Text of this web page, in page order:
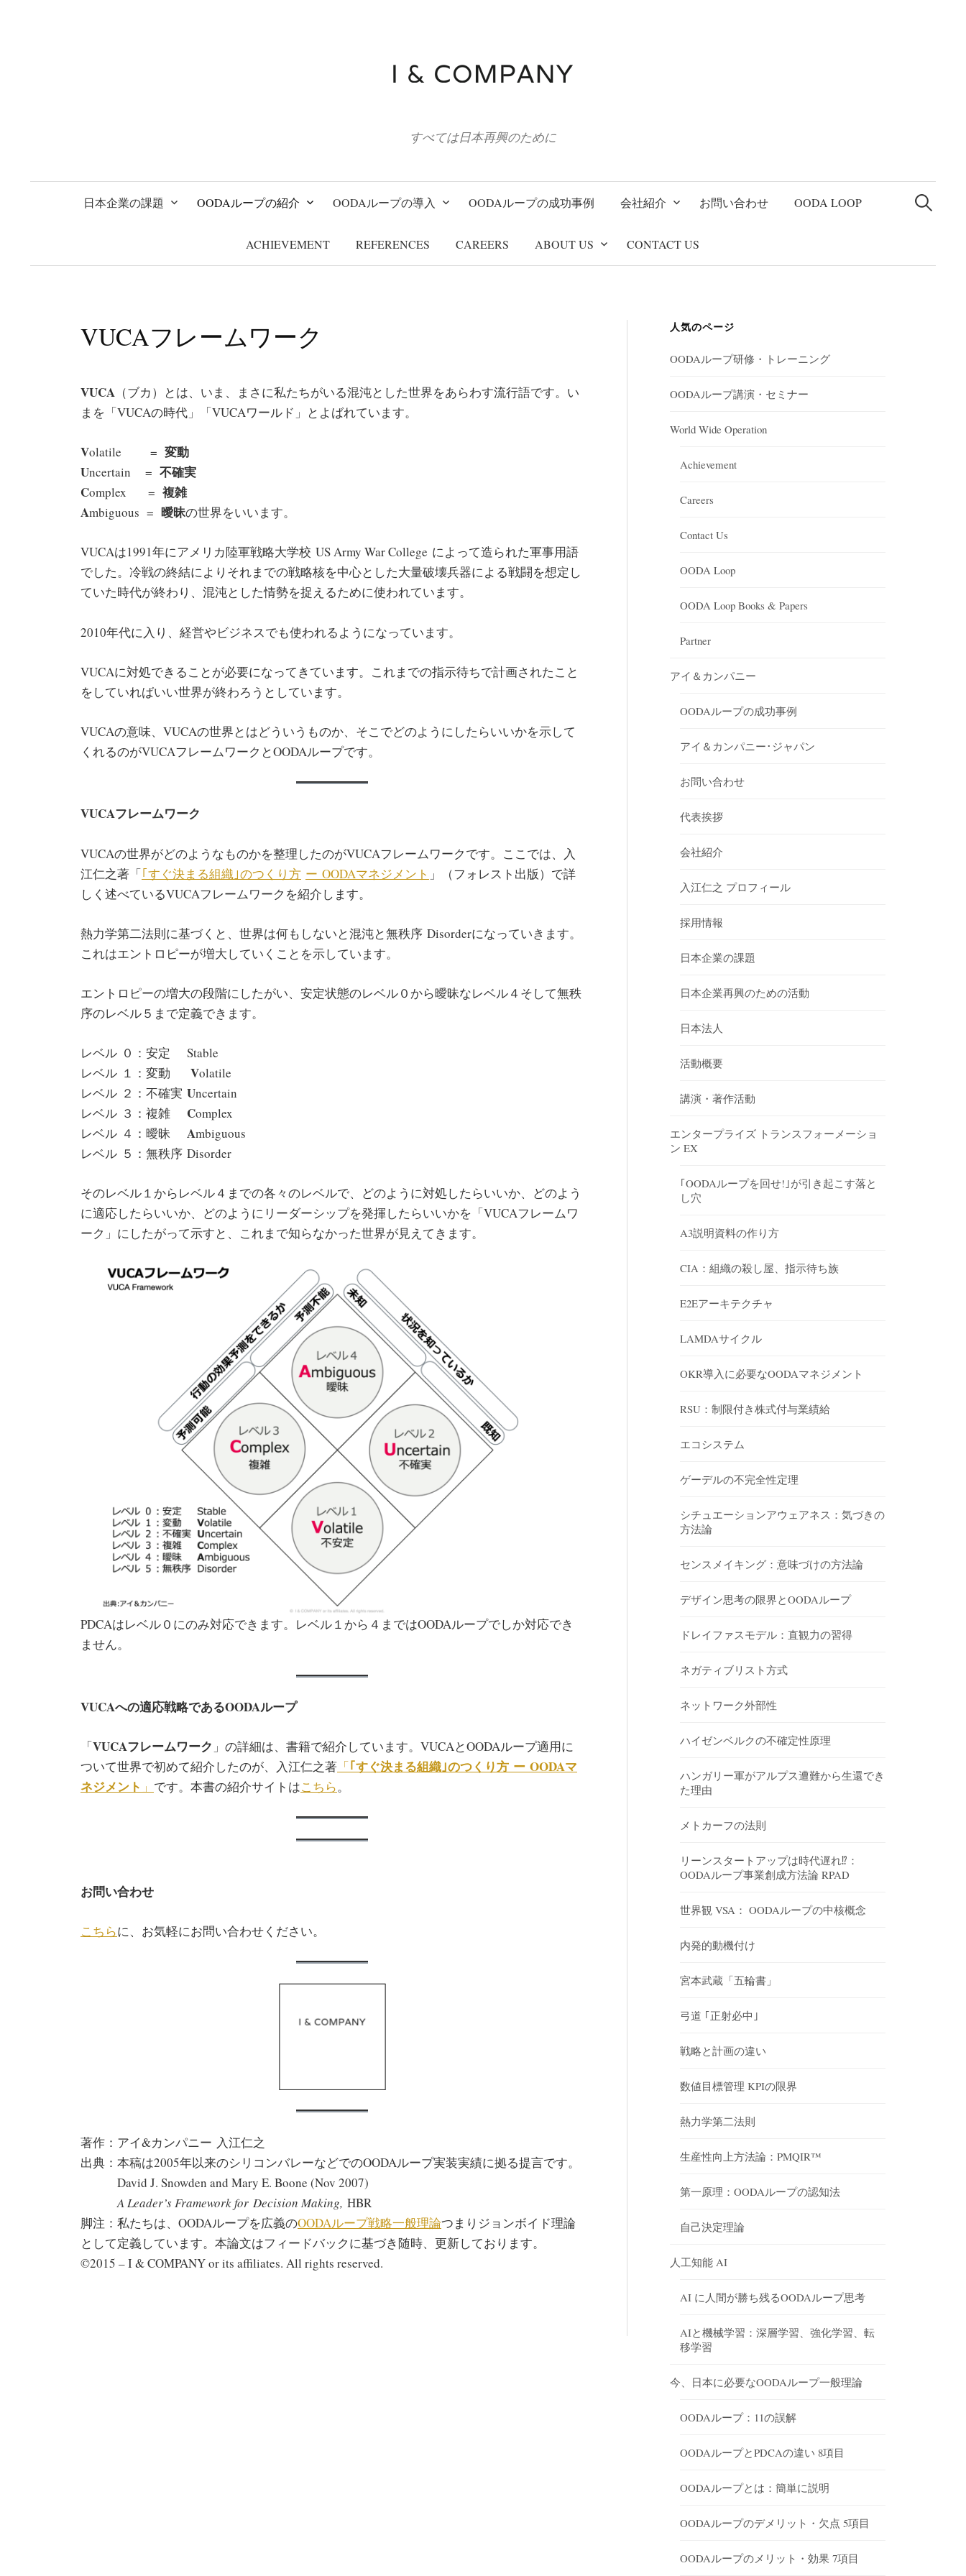
すべては日本再興のために
日本企業の課題 OODAループの紹介 OODAループの導入 OODAループの成功事例 会社紹介 お問い合わせ OODA LOOP
ACHIEVEMENT REFERENCES CAREERS ABOUT US CONTACT US
検
索:
VUCAフレームワーク
VUCA （ブカ）とは、いま、まさに私たちがいる混沌とした世界をあらわす流行語です。い
まを「VUCAの時代」「VUCAワールド」とよばれています。
Volatile = 変動
Uncertain = 不確実
Complex = 複雑
Ambiguous = 曖昧の世界をいいます。
VUCAは1991年にアメリカ陸軍戦略大学校 US Army War College によって造られた軍事用語
でした。冷戦の終結によりそれまでの戦略核を中心とした大量破壊兵器による戦闘を想定し
ていた時代が終わり、混沌とした情勢を捉えるために使われています。
2010年代に入り、経営やビジネスでも使われるようになっています。
VUCAに対処できることが必要になってきています。これまでの指示待ちで計画されたこと
をしていればいい世界が終わろうとしています。
VUCAの意味、VUCAの世界とはどういうものか、そこでどのようにしたらいいかを示して
くれるのがVUCAフレームワークとOODAループです。
VUCAフレームワーク
VUCAの世界がどのようなものかを整理したのがVUCAフレームワークです。ここでは、入
江仁之著「｢すぐ決まる組織｣のつくり方 ー OODAマネジメント 」（フォレスト出版）で詳
しく述べているVUCAフレームワークを紹介します。
熱力学第二法則に基づくと、世界は何もしないと混沌と無秩序 Disorderになっていきます。
これはエントロピーが増大していくことを示しています。
エントロピーの増大の段階にしたがい、安定状態のレベル０から曖昧なレベル４そして無秩
序のレベル５まで定義できます。
レベル ０：安定 Stable
レベル １：変動 Volatile
レベル ２：不確実 Uncertain
レベル ３：複雑 Complex
レベル ４：曖昧 Ambiguous
レベル ５：無秩序 Disorder
そのレベル１からレベル４までの各々のレベルで、どのように対処したらいいか、どのよう
に適応したらいいか、どのようにリーダーシップを発揮したらいいかを「VUCAフレームワ
ーク」にしたがって示すと、これまで知らなかった世界が見えてきます。
PDCAはレベル０にのみ対応できます。レベル１から４まではOODAループでしか対応でき
ません。
VUCAへの適応戦略であるOODAループ
「VUCAフレームワーク 」の詳細は、書籍で紹介しています。VUCAとOODAループ適用に
ついて世界で初めて紹介したのが、入江仁之著 「｢すぐ決まる組織｣のつくり方 ー OODAマ
ネジメント 」 です。本書の紹介サイトはこちら。
お問い合わせ
こちらに、お気軽にお問い合わせください。
著作：アイ&カンパニー 入江仁之
出典：本稿は2005年以来のシリコンバレーなどでのOODAループ実装実績に拠る提言です。
David J. Snowden and Mary E. Boone (Nov 2007)
A Leader’s Framework for Decision Making, HBR
脚注：私たちは、OODAループを広義のOODAループ戦略一般理論つまりジョンボイド理論
として定義しています。本論文はフィードバックに基づき随時、更新しております。
©2015 – I & COMPANY or its affiliates. All rights reserved.
人気のページ
OODAループ研修・トレーニング
OODAループ講演・セミナー
World Wide Operation
Achievement
Careers
Contact Us
OODA Loop
OODA Loop Books & Papers
Partner
アイ＆カンパニー
OODAループの成功事例
アイ＆カンパニー･ジャパン
お問い合わせ
代表挨拶
会社紹介
入江仁之 プロフィール
採用情報
日本企業の課題
日本企業再興のための活動
日本法人
活動概要
講演・著作活動
エンタープライズ トランスフォーメーショ
ン EX
｢OODAループを回せ!｣が引き起こす落と
し穴
A3説明資料の作り方
CIA：組織の殺し屋、指示待ち族
E2Eアーキテクチャ
LAMDAサイクル
OKR導入に必要なOODAマネジメント
RSU：制限付き株式付与業績給
エコシステム
ゲーデルの不完全性定理
シチュエーションアウェアネス：気づきの
方法論
センスメイキング：意味づけの方法論
デザイン思考の限界とOODAループ
ドレイファスモデル：直観力の習得
ネガティブリスト方式
ネットワーク外部性
ハイゼンベルクの不確定性原理
ハンガリー軍がアルプス遭難から生還でき
た理由
メトカーフの法則
リーンスタートアップは時代遅れ⁉︎：
OODAループ事業創成方法論 RPAD
世界観 VSA： OODAループの中核概念
内発的動機付け
宮本武蔵「五輪書」
弓道 ｢正射必中｣
戦略と計画の違い
数値目標管理 KPIの限界
熱力学第二法則
生産性向上方法論：PMQIR™
第一原理：OODAループの認知法
自己決定理論
人工知能 AI
AI に人間が勝ち残るOODAループ思考
AIと機械学習：深層学習、強化学習、転
移学習
今、日本に必要なOODAループ一般理論
OODAループ：11の誤解
OODAループとPDCAの違い 8項目
OODAループとは：簡単に説明
OODAループのデメリット・欠点 5項目
OODAループのメリット・効果 7項目